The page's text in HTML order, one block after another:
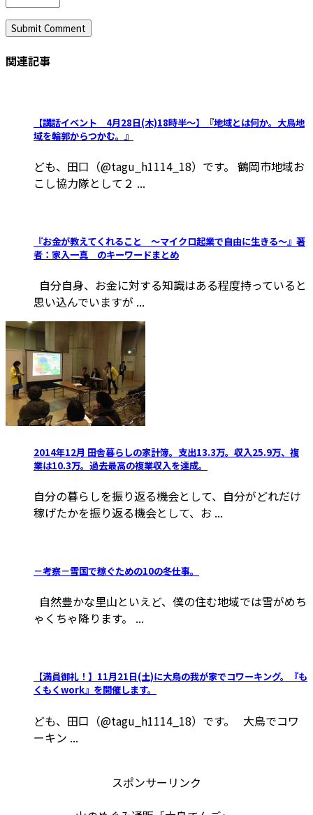
関連記事
【講話イベント 4月28日(木)18時半～】『地域とは何か。大鳥地
域を輪郭からつかむ。』
ども、田口（@tagu_h1114_18）です。 鶴岡市地域お
こし協力隊として２ ...
『お金が教えてくれること ～マイクロ起業で自由に生きる～』著
者：家入一真 のキーワードまとめ
自分自身、お金に対する知識はある程度持っていると
思い込んでいますが ...
2014年12月 田舎暮らしの家計簿。支出13.3万。収入25.9万、複
業は10.3万。過去最高の複業収入を達成。
自分の暮らしを振り返る機会として、自分がどれだけ
稼げたかを振り返る機会として、お ...
－考察－雪国で稼ぐための10の冬仕事。
自然豊かな里山といえど、僕の住む地域では雪がめち
ゃくちゃ降ります。 ...
【満員御礼！】11月21日(土)に大鳥の我が家でコワーキング。『も
くもくwork』を開催します。
ども、田口（@tagu_h1114_18）です。 大鳥でコワ
ーキン ...
スポンサーリンク